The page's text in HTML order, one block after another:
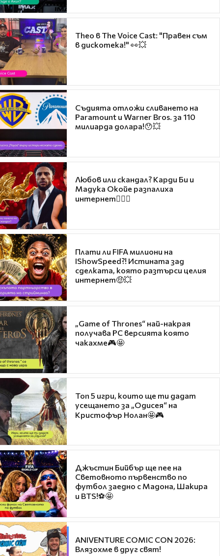
Theo в The Voice Cast: "Правен съм
в дискотека!" 👀💥
Съдията отложи сливането на
Paramount и Warner Bros. за 110
милиарда долара!😯💥
Любов или скандал? Карди Би и
Мадука Окойе разпалиха
интернет❤️‍🔥🔥
Плати ли FIFA милиони на
IShowSpeed?! Истината зад
сделката, която разтърси целия
интернет🤑💥
„Game of Thrones“ най-накрая
получава PC версията която
чакахме🎮🤩
Топ 5 игри, които ще ти дадат
усещането за „Одисея“ на
Кристофър Нолан🤩🎮
Джъстин Бийбър ще пее на
Световното първенство по
футбол заедно с Мадона, Шакира
и BTS!⚽🤩
ANIVENTURE COMIC CON 2026:
Влязохме в друг свят!